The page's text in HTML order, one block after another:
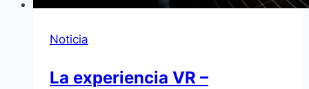
Noticia
La experiencia VR –